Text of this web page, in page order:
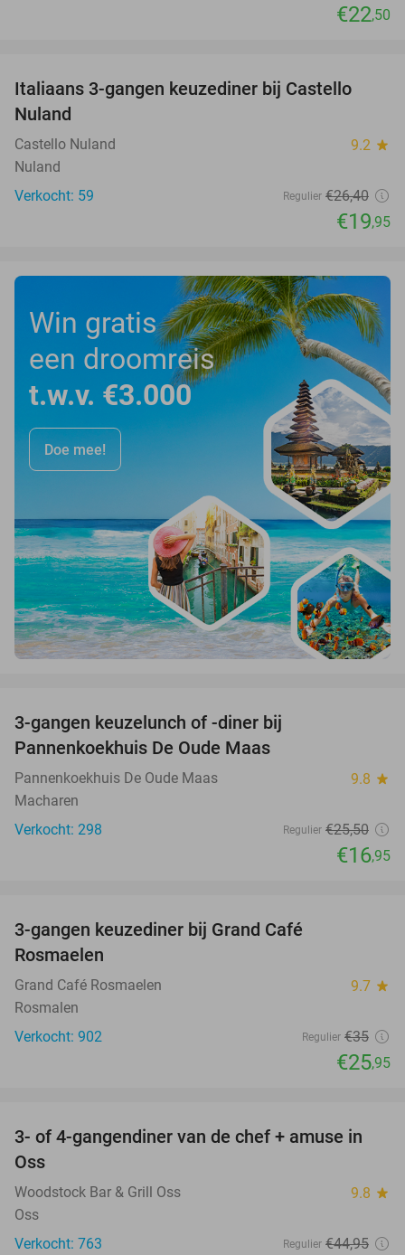
€22,50
24%
Italiaans 3-gangen keuzediner bij Castello
Nuland
Castello Nuland 9.2 star
Nuland
Verkocht: 59
Regulier €26,40
€19,95
Win gratis
een droomreis
t.w.v. €3.000
Doe mee!
3-gangen keuzelunch of -diner bij
Pannenkoekhuis De Oude Maas
Pannenkoekhuis De Oude Maas 9.8 star
Macharen
Verkocht: 298
Regulier €25,50
€16,95
3-gangen keuzediner bij Grand Café
Rosmaelen
Grand Café Rosmaelen 9.7 star
Rosmalen
Verkocht: 902
Regulier €35
€25,95
34%
3- of 4-gangendiner van de chef + amuse in
Oss
Woodstock Bar & Grill Oss 9.8 star
Oss
Verkocht: 763
Regulier €44,95